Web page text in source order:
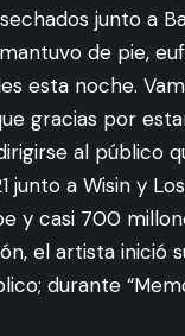
junto a
de pie,
esta noche.
gracias por
al público
junto a Wisin y
y casi 700
el artista
durante